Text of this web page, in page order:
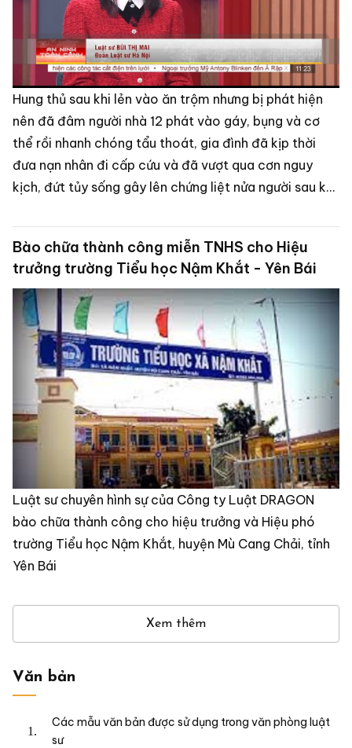
Hung thủ sau khi lẻn vào ăn trộm nhưng bị phát hiện
nên đã đâm người nhà 12 phát vào gáy, bụng và cơ
thể rồi nhanh chóng tẩu thoát, gia đình đã kịp thời
đưa nạn nhân đi cấp cứu và đã vượt qua cơn nguy
kịch, đứt tủy sống gây lên chứng liệt nửa người sau khi
88% sức khỏe.
Bào chữa thành công miễn TNHS cho Hiệu
trưởng trường Tiểu học Nậm Khắt - Yên Bái
Luật sư chuyên hình sự của Công ty Luật DRAGON
bào chữa thành công cho hiệu trưởng và Hiệu phó
trường Tiểu học Nậm Khắt, huyện Mù Cang Chải, tỉnh
Yên Bái
Xem thêm
Văn bản
Các mẫu văn bản được sử dụng trong văn phòng luật
sư